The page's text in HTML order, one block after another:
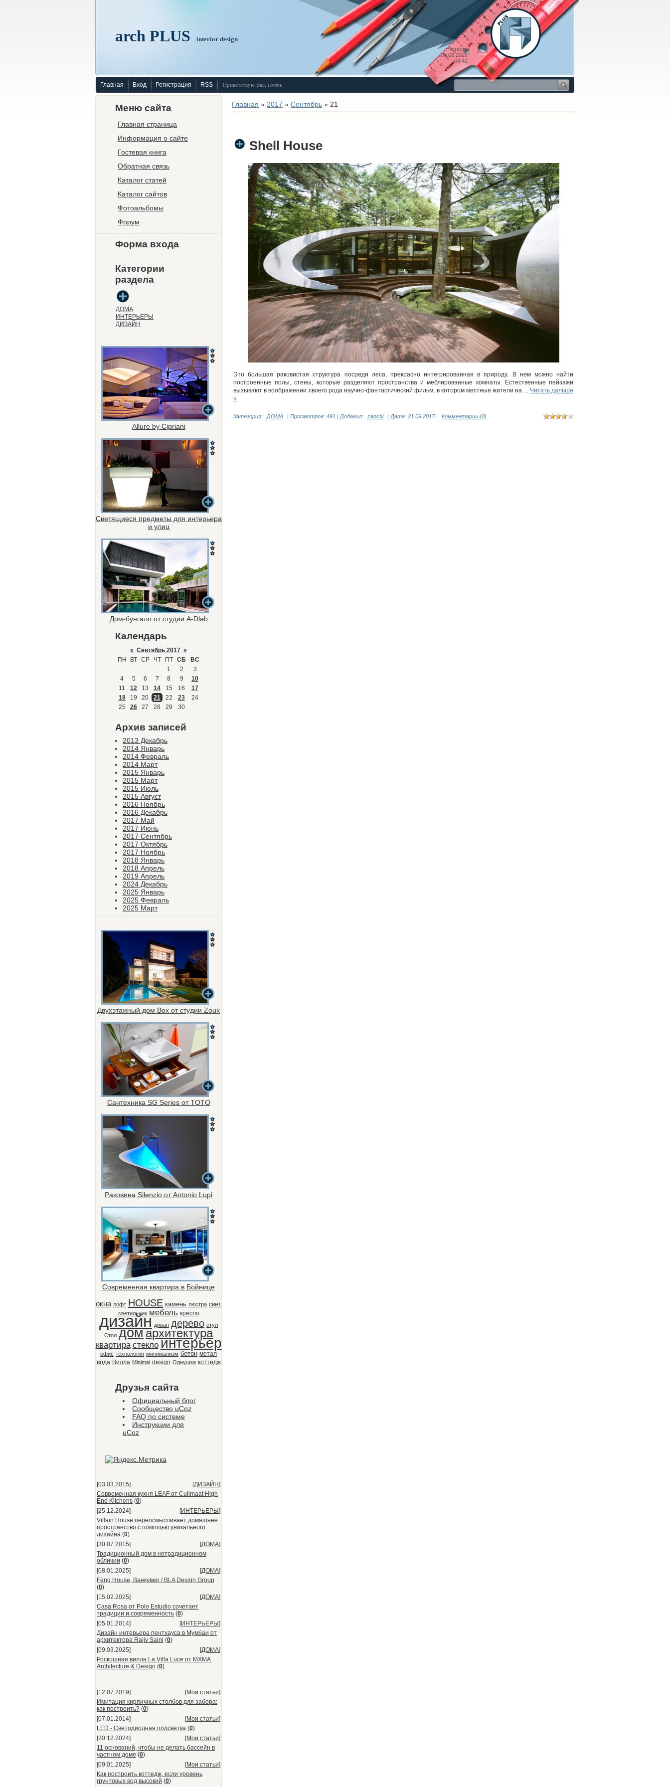
Четверг
06.08.2026
04:42
arch PLUS interior design
Главная Вход Регистрация RSS Приветствую Вас Гость
Меню сайта
Главная страница
Информация о сайте
Гостевая книга
Обратная связь
Каталог статей
Каталог сайтов
Фотоальбомы
Форум
Форма входа
Категории
раздела
ДОМА
ИНТЕРЬЕРЫ
ДИЗАЙН
Allure by Cipriani
Светящиеся предметы для интерьера
и улиц
Дом-бунгало от студии A-Dlab
Календарь
« Сентябрь 2017 »
ПН
ВТ СР ЧТ ПТ СБ
ВС
1
2
3
4
5 6 7 8 9
10
11
12 13 14 15 16
17
18
19 20 21 22 23
24
25
26 27 28 29 30
Архив записей
2013 Декабрь
2014 Январь
2014 Февраль
2014 Март
2015 Январь
2015 Март
2015 Июль
2015 Август
2016 Ноябрь
2016 Декабрь
2017 Май
2017 Июнь
2017 Сентябрь
2017 Октябрь
2017 Ноябрь
2018 Январь
2018 Апрель
2019 Апрель
2024 Декабрь
2025 Январь
2025 Февраль
2025 Март
Двухэтажный дом Box от студии Zouk
Сантехника SG Series от TOTO
Раковина Silenzio от Antonio Lupi
Современная квартира в Бойнице
окна лофт HOUSE камень люстра свет
светильник мебель кресло
дизайн диван дерево стул
Стол домархитектура
квартира стекло интерьер
офис технология минимализм бетон метал
вода Вилла Minimal design Однушка коттедж
Друзья сайта
Официальный блог
Сообщество uCoz
FAQ по системе
Инструкции для
uCoz
[03.03.2015] [ДИЗАЙН]
Современная кухня LEAF от Culimaat High
End Kitchens (0)
[25.12.2024]
[ИНТЕРЬЕРЫ ]
Villain House переосмысливает домашнее
пространство с помощью уникального
дизайна (0)
[30.07.2015]
[ДОМА]
Традиционный дом в нетрадиционном
обличии (0)
[08.01.2025]
[ДОМА]
Feng House, Ванкувер / BLA Design Group
(0)
[15.02.2025]
[ДОМА]
Casa Rosa от Polo Estudio сочетает
традиции и современность (0)
[05.01.2014]
[ИНТЕРЬЕРЫ ]
Дизайн интерьера пентхауса в Мумбаи от
архитектора Rajiv Saini (0)
[09.03.2025]
[ДОМА]
Роскошная вилла La Villa Luce от MXMA
Architecture & Design (0)
[12.07.2019] [Мои статьи]
Имитация кирпичных столбов для забора:
как построить? (0)
[07.01.2014]
[Мои статьи]
LED - Светодиодная подсветка (0)
[20.12.2024]
[Мои статьи]
11 оснований, чтобы не делать бассейн в
частном доме (0)
[09.01.2025]
[Мои статьи]
Как построить коттедж, если уровень
грунтовых вод высокий (0)
Главная » 2017 » Сентябрь » 21
Shell House
Это большая раковистая структура посреди леса, прекрасно интегрированная в природу. В нем можно найти
построенные полы, стены, которые разделяют пространства и меблированные комнаты. Естественные пейзажи
вызывают в воображении своего рода научно-фантастический фильм, в котором местные жители на ... Читать дальше
»
Категория: ДОМА | Просмотров: 491 | Добавил: zanchi | Дата: 21.09.2017 | Комментарии (0)